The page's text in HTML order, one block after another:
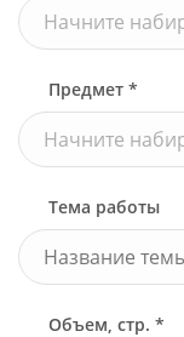
Начните
Предмет *
Начните
Тема работы
Объем, стр. *